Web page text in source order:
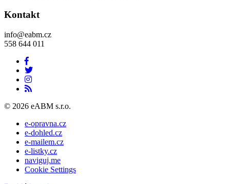
Kontakt
info@eabm.cz
558 644 011
© 2026 eABM s.r.o.
e-opravna.cz
e-dohled.cz
e-mailem.cz
e-listky.cz
naviguj.me
Cookie Settings